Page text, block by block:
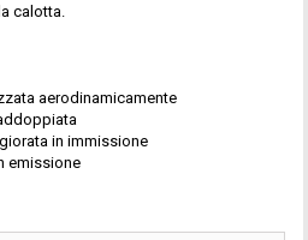
calotta.
aerodinamicamente
in immissione
emissione